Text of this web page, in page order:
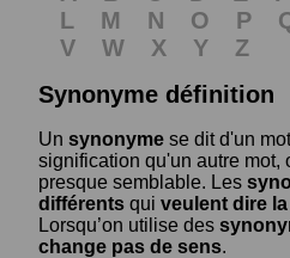
L
M N O P
V
W X Y
Z
Synonyme définition
Un synonyme se dit d'un
signification qu'un autre mot,
presque semblable. Les
différents qui veulent dire
Lorsqu’on utilise des
change pas de sens.